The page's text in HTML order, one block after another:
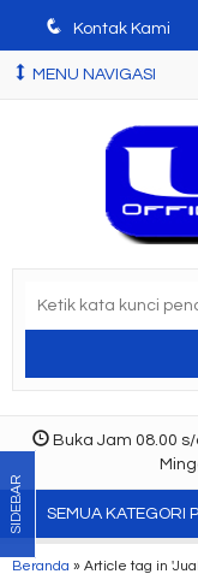
q Kontak Kami
MENU NAVIGASI
Buka Jam 08.00
SEMUA KATEGORI
Beranda » Article tag in
SIDEBAR